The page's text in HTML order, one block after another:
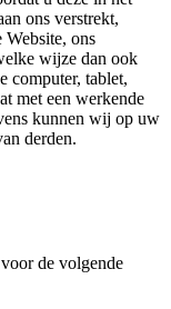
ons verstrekt,
Website, ons
wijze dan ook
computer, tablet,
met een werkende
kunnen wij op uw
derden.
de volgende